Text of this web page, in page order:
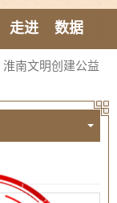
走进
数据
淮南文明创建公益